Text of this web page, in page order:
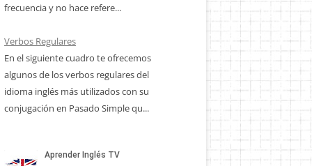
frecuencia y no hace refere...
Verbos Regulares
En el siguiente cuadro te ofrecemos
algunos de los verbos regulares del
idioma inglés más utilizados con su
conjugación en Pasado Simple qu...